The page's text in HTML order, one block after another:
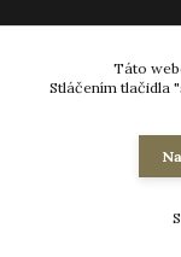
Táto
Stláčením tlačidla